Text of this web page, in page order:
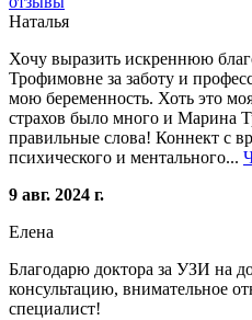
Наталья
Хочу выразить искреннюю
Трофимовне за заботу и
мою беременность. Хоть это
страхов было много и Марина
правильные слова! Коннект с
психического и ментального...
9 авг. 2024 г.
Елена
Благодарю доктора за УЗИ на
консультацию, внимательное
специалист!